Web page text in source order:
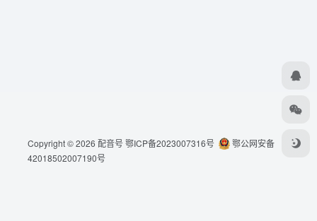
Copyright © 2026 配音号鄂ICP备2023007316号
鄂公网安备
42018502007190号